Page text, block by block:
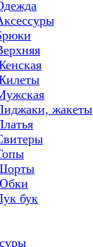
жакеты
бук